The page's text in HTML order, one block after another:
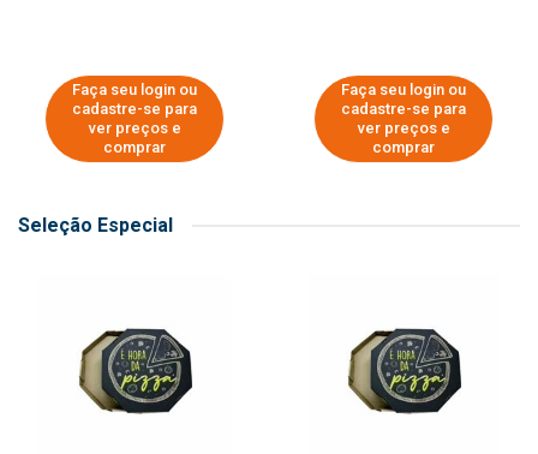
Faça seu login ou
cadastre-se para
ver preços e
comprar
Faça seu login ou
cadastre-se para
ver preços e
comprar
Seleção Especial